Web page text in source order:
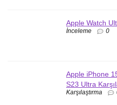
Apple Watch
İnceleme 0
Apple iPhone
S23 Ultra
Karşılaştırma